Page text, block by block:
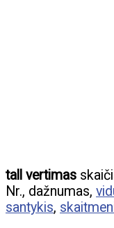
tall vertimas
Nr., dažnumas,
santykis,